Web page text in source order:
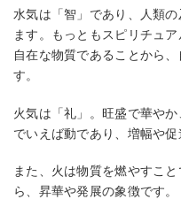
水気は「智」であり、人類
ます。もっともスピリチュ
自在な物質であることから
す。
火気は「礼」。旺盛で華や
でいえば動であり、増幅や促
また、火は物質を燃やすこ
ら、昇華や発展の象徴です。